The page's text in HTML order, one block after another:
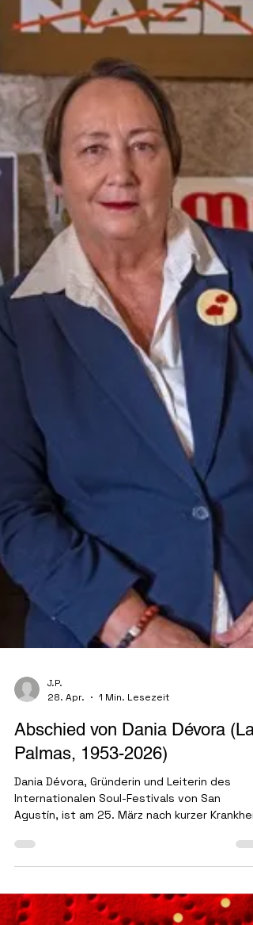
Geschichte und Stolz. Sein Ursprung geht auf
das Jahr 1983 zurück, als erstmals die
der Verabschiedung des Autonomiestatuts
gefeiert wurde. Seitdem hat sich dieser Tag
zu einem Symbol der Einheit für die acht
28. Apr.
1 Min. Lesezeit